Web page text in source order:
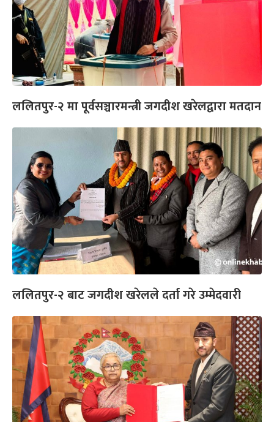
ललितपुर-२ मा पूर्वसञ्चारमन्त्री जगदीश खरेलद्वारा मतदान
ललितपुर-२ बाट जगदीश खरेलले दर्ता गरे उम्मेदवारी